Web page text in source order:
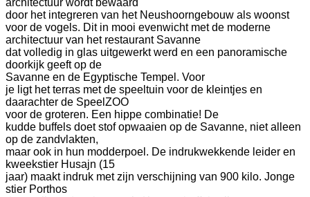
door het integreren van het Neushoorngebouw als woonst
voor de vogels. Dit in mooi evenwicht met de moderne
architectuur van het restaurant Savanne
dat volledig in glas uitgewerkt werd en een panoramische
doorkijk geeft op de
Savanne en de Egyptische Tempel. Voor
je ligt het terras met de speeltuin voor de kleintjes en
daarachter de SpeelZOO
voor de groteren. Een hippe combinatie! De
kudde buffels doet stof opwaaien op de Savanne, niet alleen
op de zandvlakten,
maar ook in hun modderpoel. De indrukwekkende leider en
kweekstier Husajn (15
jaar) maakt indruk met zijn verschijning van 900 kilo. Jonge
stier Porthos